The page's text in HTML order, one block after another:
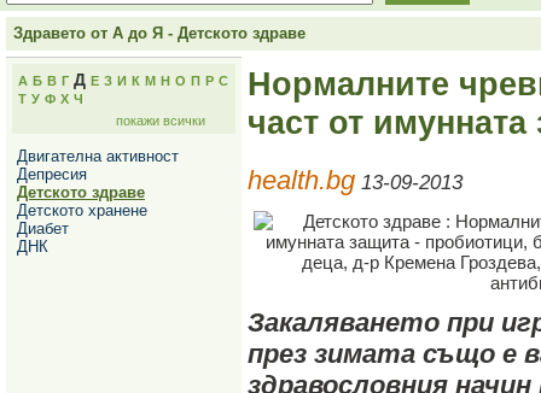
оферти
Hitro.bg
оферти
Hitro.bg
във
всички
оферти
Всички
оферти
Здравето от А до Я - Детското здраве
А Б В Г Д Е З И К М Н О П Р С
Т У Ф Х Ч
покажи всички
Двигателна активност
Депресия
Детското здраве
Детското хранене
Диабет
ДНК
Нормалните
част от имунната
health.bg 13-09-2013
Закаляването при
през зимата също е
здравословния начин